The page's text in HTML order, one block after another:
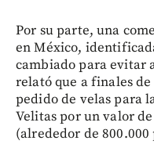
Por su parte, una
en México,
cambiado para evitar
relató que a finales
pedido de velas para
Velitas por un valor
(alrededor de 800.000